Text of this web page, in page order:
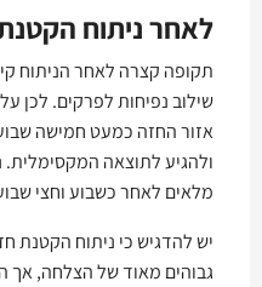
לאחר ניתוח
תקופה קצרה לאחר הניתוח
שילוב נפיחות לפרקים. לכן
אזור החזה כמעט חמישה
ולהגיע לתוצאה המקסימלית.
מלאים לאחר כשבוע וחצי
יש להדגיש כי ניתוח הקטנת
גבוהים מאוד של הצלחה, אך